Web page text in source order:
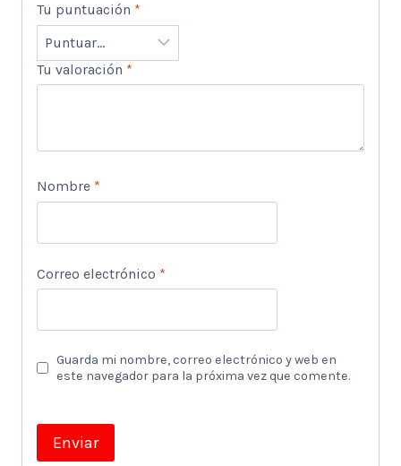
Tu puntuación *
Tu valoración *
Nombre *
Correo electrónico *
Guarda mi nombre, correo electrónico y web en
este navegador para la próxima vez que comente.